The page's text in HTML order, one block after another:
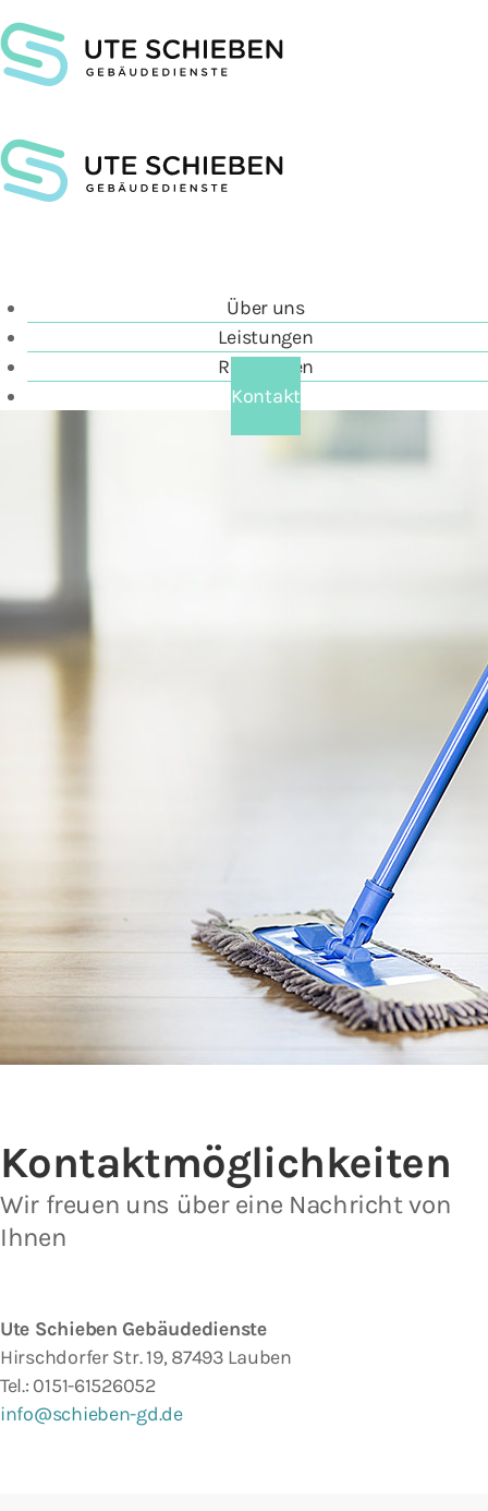
Über uns
Leistungen
Referenzen
Kontakt
Kontakt­möglichkeiten
Wir freuen uns über eine Nachricht von
Ihnen
Ute Schieben Gebäudedienste
Hirschdorfer Str. 19, 87493 Lauben
Tel.: 0151-61526052
info@schieben-gd.de